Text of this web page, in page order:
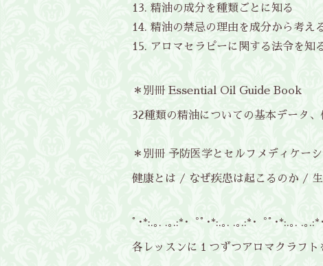
精油の成分を種類ごとに知る
精油の禁忌の理由を成分から考え
アロマセラピーに関する法令を知
＊別冊 Essential Oil Guide Book
32種類の精油についての基本データ
＊別冊 予防医学とセルフメディケー
健康とは / なぜ疾患は起こるのか /
ﾟ･*:.｡. .｡.:*･゜ﾟ･*:.｡. .｡.:*･゜ﾟ･*:.｡. .｡.:*
各レッスンに１つずつアロマクラフト